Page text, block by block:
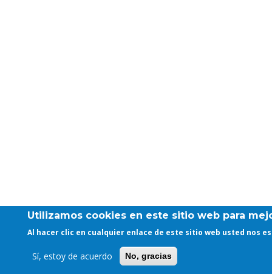
Utilizamos cookies en este sitio web para
Al hacer clic en cualquier enlace de este sitio web usted nos
Sí, estoy de acuerdo No, gracias